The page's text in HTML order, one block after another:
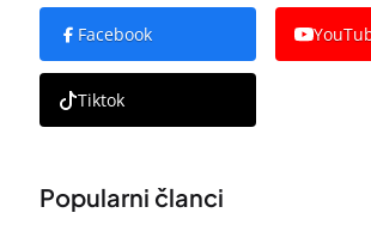
Facebook
Tiktok
Popularni članci